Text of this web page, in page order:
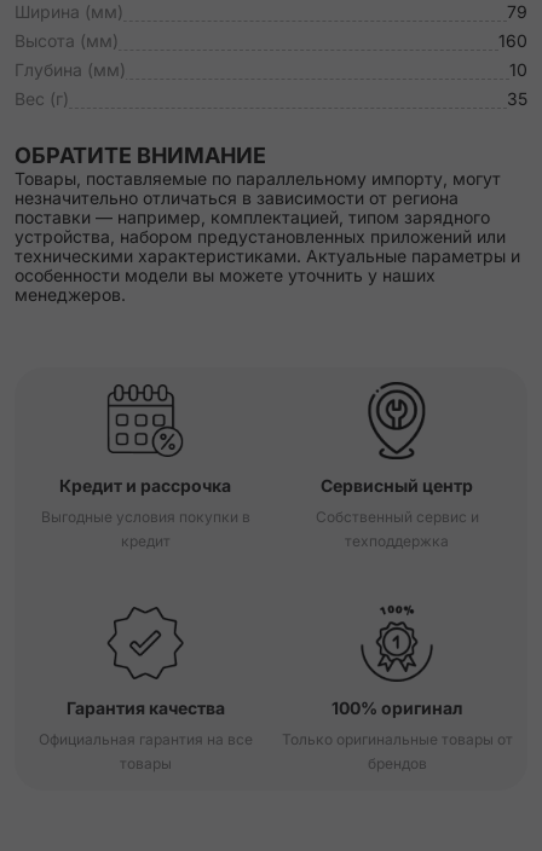
Ширина (мм)
79
Высота (мм)
160
Глубина (мм)
10
Вес (г)
35
ОБРАТИТЕ ВНИМАНИЕ
Товары, поставляемые по параллельному импорту, могут
незначительно отличаться в зависимости от региона
поставки — например, комплектацией, типом зарядного
устройства, набором предустановленных приложений или
техническими характеристиками. Актуальные параметры и
особенности модели вы можете уточнить у наших
менеджеров.
Кредит и рассрочка
Выгодные условия покупки в
кредит
Сервисный центр
Собственный сервис и
техподдержка
Гарантия качества
Официальная гарантия на все
товары
100% оригинал
Только оригинальные товары от
брендов